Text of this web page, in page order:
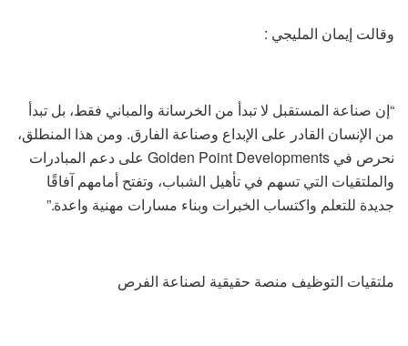
وقالت إيمان المليجي :
“إن صناعة المستقبل لا تبدأ من الخرسانة والمباني فقط، بل تبدأ
من الإنسان القادر على الإبداع وصناعة الفارق. ومن هذا المنطلق،
نحرص في Golden Point Developments على دعم المبادرات
والملتقيات التي تسهم في تأهيل الشباب، وتفتح أمامهم آفاقًا
جديدة للتعلم واكتساب الخبرات وبناء مسارات مهنية واعدة.”
ملتقيات التوظيف منصة حقيقية لصناعة الفرص